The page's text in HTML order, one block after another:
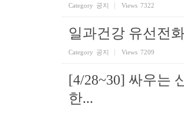
Category 공지 Views 7322
일과건강 유선전
Category 공지 Views 7209
[4/28~30] 싸우는
한...